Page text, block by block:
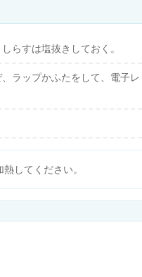
らすは塩抜きしておく。
ラップかふたをして、電子レ
してください。